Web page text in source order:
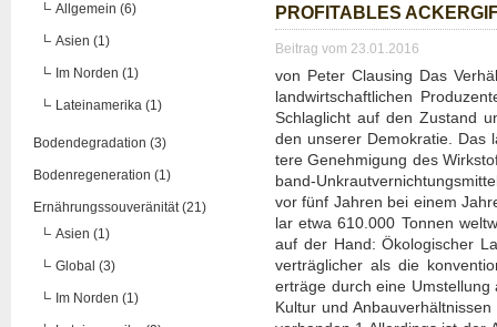
Allgemein (6)
Asien (1)
Im Norden (1)
Lateinamerika (1)
Bodendegradation (3)
Bodenregeneration (1)
Ernährungssouveränität (21)
Asien (1)
Global (3)
Im Norden (1)
PRO­FI­TA­BLES
Beitrag vom 23.01.2016
von Peter Claus­ing Das
land­wirt­schaft­li­chen
Schlag­licht auf den Zustand
den unse­rer Demo­kra­tie.
te­re Geneh­mi­gung des
band-
vor fünf Jah­ren bei einem
lar etwa 610.000 Ton­nen
auf der Hand: Öko­lo­gi­scher
ver­träg­li­cher als die
erträ­ge durch eine
Kul­tur und